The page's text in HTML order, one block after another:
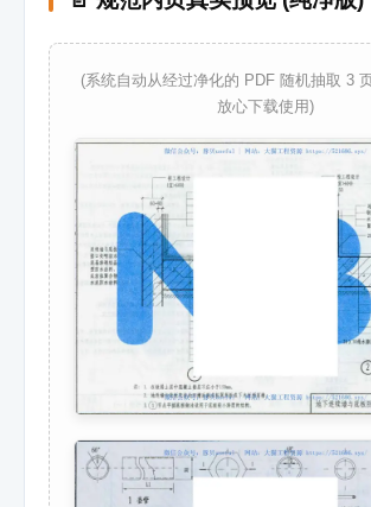
(系统自动从经过净化的 PDF 随机抽取 3
放心下载使用)